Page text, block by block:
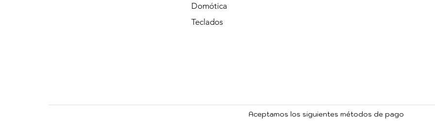
Domótica
Teclados
Aceptamos los siguientes métodos de pago